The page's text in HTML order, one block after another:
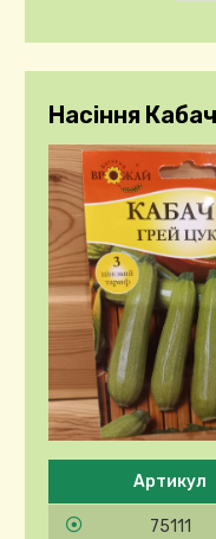
Насіння
Будь ласка,
Артикул
75111